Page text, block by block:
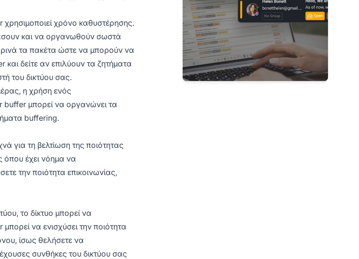
χρόνο καθυστέρησης.
και να οργανωθούν σωστά
τα πακέτα ώστε να μπορούν να
δείτε αν επιλύουν τα ζητήματα
του δικτύου σας.
η χρήση ενός
buffer μπορεί να οργανώνει τα
buffering.
για τη βελτίωση της ποιότητας
όπου έχει νόημα να
την ποιότητα επικοινωνίας,
το δίκτυο μπορεί να
να ενισχύσει την ποιότητα
ίσως θελήσετε να
συνθήκες του δικτύου σας